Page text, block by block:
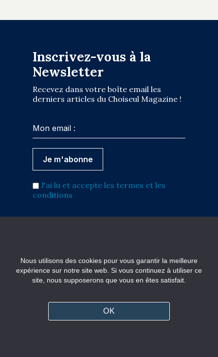
Inscrivez-vous à la
Newsletter
Recevez dans votre boîte email les
derniers articles du Choiseul Magazine !
J'ai lu et accepte les termes et les
conditions
Vous voulez annoncer sur
Choiseul Magazine ?
Contactez notre régie pour des solutions
personnalisées
Nous utilisons des cookies pour vous garantir la meilleure
expérience sur notre site web. Si vous continuez à utiliser ce
site, nous supposerons que vous en êtes satisfait.
OK